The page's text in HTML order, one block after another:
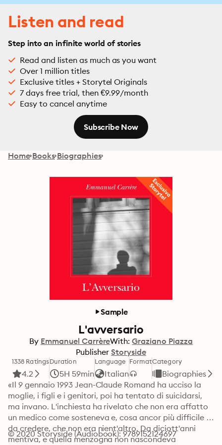
Listen and read
Step into an infinite world of stories
Read and listen as much as you want
Over 1 million titles
Exclusive titles + Storytel Originals
7 days free trial, then €9.99/month
Easy to cancel anytime
Subscribe Now
Home Books Biographies
Sample
L'avversario
By Emmanuel CarrèreWith: Graziano Piazza
Publisher Storyside
1338 Ratings
4.2
Duration
5H 59min
Language
Italian
FormatCategory
Biographies
«Il 9 gennaio 1993 Jean-Claude Romand ha ucciso la
moglie, i figli e i genitori, poi ha tentato di suicidarsi,
ma invano. L'inchiesta ha rivelato che non era affatto
un medico come sosteneva e, cosa ancor più difficile
da credere, che non era nient'altro. Da diciott'anni
mentiva, e quella menzogna non nascondeva
© 2020 Storyside (Audiobook): 9789152124697